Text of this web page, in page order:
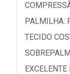
PALMILHA:
TECIDO